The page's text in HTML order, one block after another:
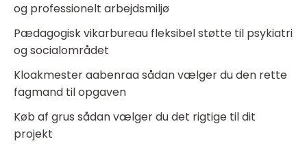
og professionelt arbejdsmiljø
Pædagogisk vikarbureau fleksibel støtte til psykiatri
og socialområdet
Kloakmester aabenraa sådan vælger du den rette
fagmand til opgaven
Køb af grus sådan vælger du det rigtige til dit
projekt